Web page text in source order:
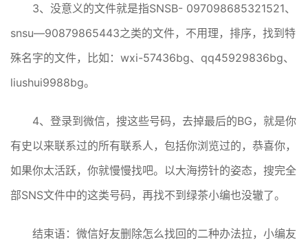
3、没意义的文件就是指SNSB- 097098685321521、
snsu—90879865443之类的文件，不用理，排序，找到特
殊名字的文件，比如：wxi-57436bg、qq45929836bg、
liushui9988bg。
4、登录到微信，搜这些号码，去掉最后的BG，就是你
有史以来联系过的所有联系人，包括你浏览过的，恭喜你，
如果你太活跃，你就慢慢找吧。以大海捞针的姿态，搜完全
部SNS文件中的这类号码，再找不到绿茶小编也没辙了。
结束语：微信好友删除怎么找回的二种办法拉，小编友